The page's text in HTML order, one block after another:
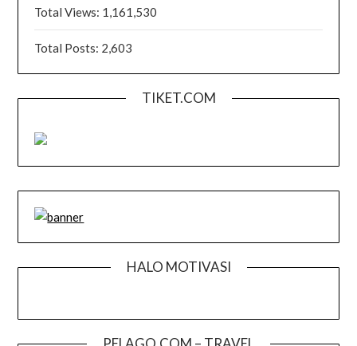
Total Views: 1,161,530
Total Posts: 2,603
TIKET.COM
HALO MOTIVASI